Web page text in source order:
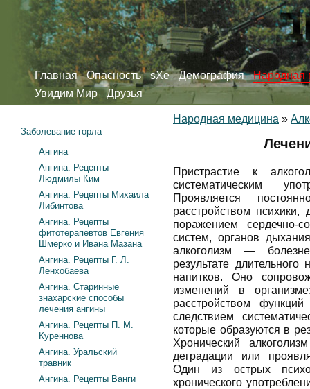
Главная Опасность sXe Демография
Народная
Увидим Мир
Друзья
Народная медицина »
Пристрастие к
систематическим
Проявляется
расстройством психики,
поражением сердечно-
систем, органов
алкоголизм —
результате
напитков. Оно
изменений в
расстройством
следствием
которые образуются в
Хронический
деградации или
Один из острых
хронического
Заболевание горла
Ангина
Ангина. Рецепты
Людмилы Ким
Ангина. Рецепты Михаила
Либинтова
Ангина. Рецепты
фитотерапевтов Евгения
Шмерко и Ивана Мазана
Ангина. Рецепты Г. Л.
Ленхобаева
Ангина. Старинные
знахарские способы
лечения ангины
Ангина. Рецепты П. М.
Куреннова
Ангина. Уральский
травник
Ангина. Рецепты Ванги